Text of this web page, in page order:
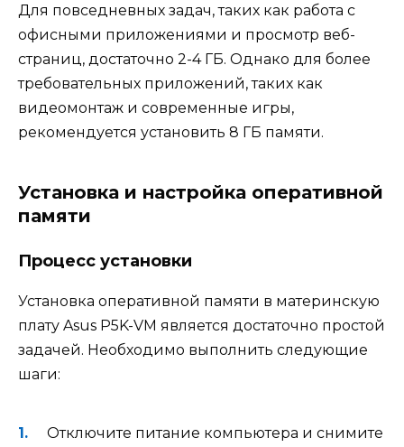
Для повседневных задач, таких как работа с
офисными приложениями и просмотр веб-
страниц, достаточно 2-4 ГБ. Однако для более
требовательных приложений, таких как
видеомонтаж и современные игры,
рекомендуется установить 8 ГБ памяти.
Установка и настройка оперативной
памяти
Процесс установки
Установка оперативной памяти в материнскую
плату Asus P5K-VM является достаточно простой
задачей. Необходимо выполнить следующие
шаги:
Отключите питание компьютера и снимите